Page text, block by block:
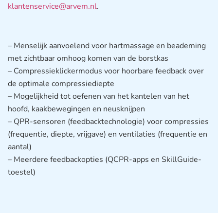
klantenservice@arvem.nl.
– Menselijk aanvoelend voor hartmassage en beademing
met zichtbaar omhoog komen van de borstkas
– Compressieklickermodus voor hoorbare feedback over
de optimale compressiediepte
– Mogelijkheid tot oefenen van het kantelen van het
hoofd, kaakbewegingen en neusknijpen
– QPR-sensoren (feedbacktechnologie) voor compressies
(frequentie, diepte, vrijgave) en ventilaties (frequentie en
aantal)
– Meerdere feedbackopties (QCPR-apps en SkillGuide-
toestel)